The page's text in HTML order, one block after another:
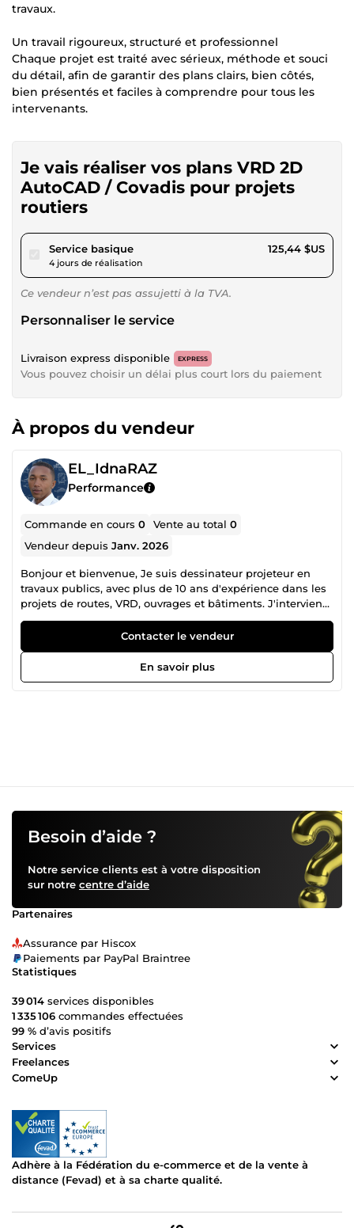
travaux.
Un travail rigoureux, structuré et professionnel
Chaque projet est traité avec sérieux, méthode et souci
du détail, afin de garantir des plans clairs, bien côtés,
bien présentés et faciles à comprendre pour tous les
intervenants.
Je vais réaliser vos plans VRD 2D
AutoCAD / Covadis pour projets
routiers
Service basiquepour 115,61 $US
4 jours de réalisation
125,44 $US
Ce vendeur n’est pas assujetti à la TVA.
Personnaliser le service
Livraison express disponible EXPRESS
Vous pouvez choisir un délai plus court lors du paiement
À propos du vendeur
EL_IdnaRAZ
Performance
Commande en cours0 Vente au total0
Vendeur depuisJanv. 2026
Bonjour et bienvenue, Je suis dessinateur projeteur en
travaux publics, avec plus de 10 ans d'expérience dans les
projets de routes, VRD, ouvrages et bâtiments. J'interviens
aussi bien en études qu'en exécution, avec une parfaite
maîtrise des outils professionnels.
Contacter le vendeur
En savoir plus
Besoin d’aide ?
Notre service clients est à votre disposition
sur notre centre d’aide
Partenaires
Assurance par Hiscox
Paiements par PayPal Braintree
Statistiques
39 014 services disponibles
1 335 106 commandes effectuées
99 % d’avis positifs
Services
Freelances
ComeUp
Adhère à la Fédération du e-commerce et de la vente à
distance (Fevad) et à sa charte qualité.